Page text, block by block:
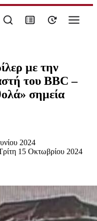
με την
του BBC –
σημεία
2024
15 Οκτωβρίου 2024